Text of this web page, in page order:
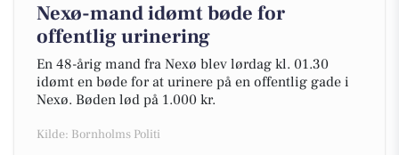
Nexø-mand idømt bøde for
offentlig urinering
En 48-årig mand fra Nexø blev lørdag kl. 01.30
idømt en bøde for at urinere på en offentlig gade i
Nexø. Bøden lød på 1.000 kr.
Kilde: Bornholms Politi